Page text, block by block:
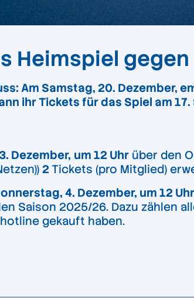
Heimspiel gegen
Am Samstag, 20. Dezember,
ihr Tickets für das Spiel am
Dezember, um 12 Uhr über den
2 Tickets (pro Mitglied)
4. Dezember, um 12 Uhr
Saison 2025/26. Dazu zählen
gekauft haben.